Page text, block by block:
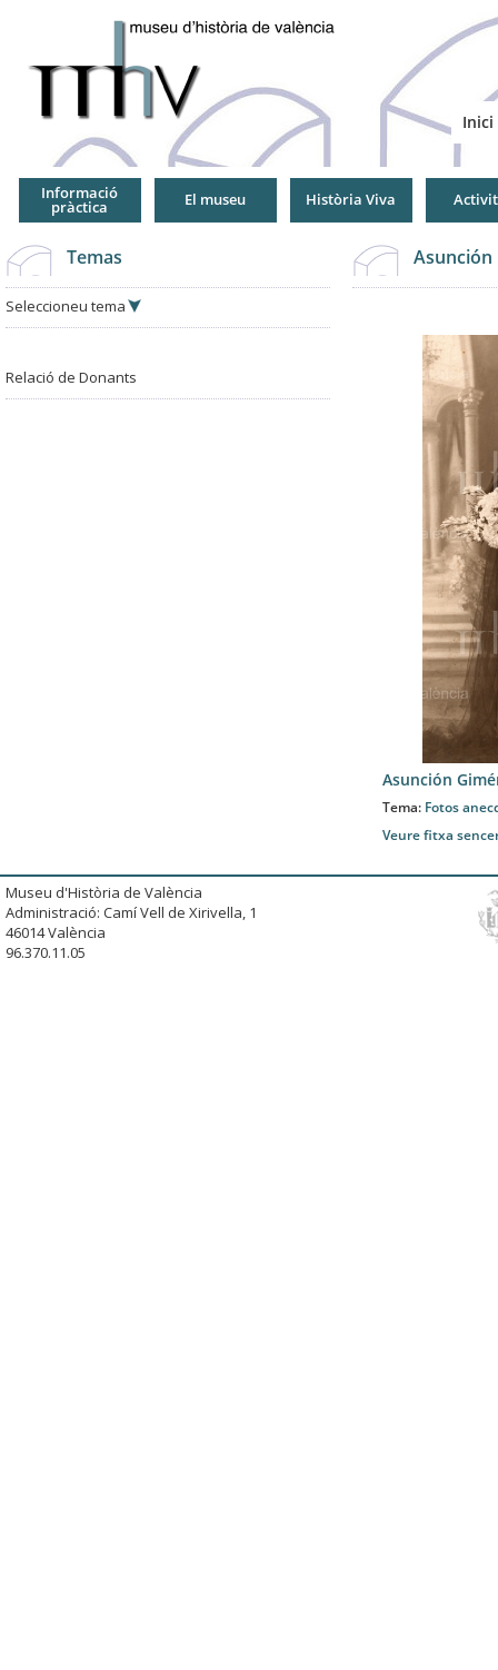
Inici
Informació
pràctica El museu Història Viva
Temas
Seleccioneu tema
Relació de Donants
Asunción
Asunción
Tema: Fotos
Veure fitxa
Museu d'Història de València
Administració: Camí Vell de Xirivella, 1
46014 València
96.370.11.05